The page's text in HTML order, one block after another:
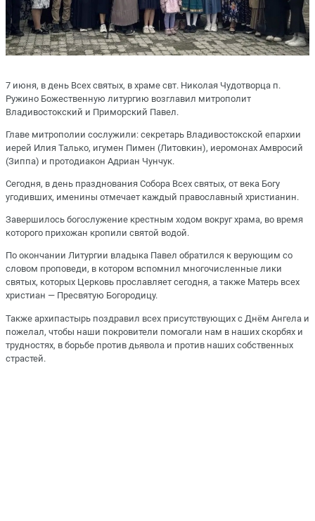
7 июня, в день Всех святых, в храме свт. Николая Чудотворца п.
Ружино Божественную литургию возглавил митрополит
Владивостокский и Приморский Павел.
Главе митрополии сослужили: секретарь Владивостокской епархии
иерей Илия Талько, игумен Пимен (Литовкин), иеромонах Амвросий
(Зиппа) и протодиакон Адриан Чунчук.
Сегодня, в день празднования Собора Всех святых, от века Богу
угодивших, именины отмечает каждый православный христианин.
Завершилось богослужение крестным ходом вокруг храма, во время
которого прихожан кропили святой водой.
По окончании Литургии владыка Павел обратился к верующим со
словом проповеди, в котором вспомнил многочисленные лики
святых, которых Церковь прославляет сегодня, а также Матерь всех
христиан — Пресвятую Богородицу.
Также архипастырь поздравил всех присутствующих с Днём Ангела и
пожелал, чтобы наши покровители помогали нам в наших скорбях и
трудностях, в борьбе против дьявола и против наших собственных
страстей.